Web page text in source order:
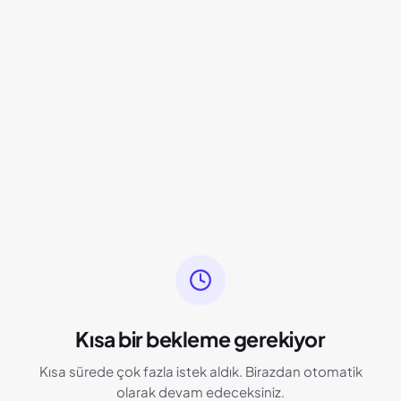
Kısa bir bekleme gerekiyor
Kısa sürede çok fazla istek aldık. Birazdan otomatik
olarak devam edeceksiniz.